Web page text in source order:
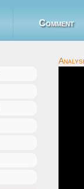
Comment